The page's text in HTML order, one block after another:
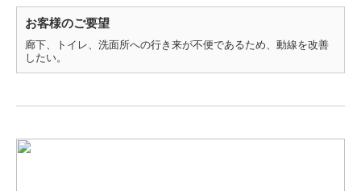
お客様のご要望
廊下、トイレ、洗面所への行き来が不便であるため、動線を改善
したい。